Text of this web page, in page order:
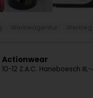
Actionwear
10-12 Z.A.C. Haneboesch II